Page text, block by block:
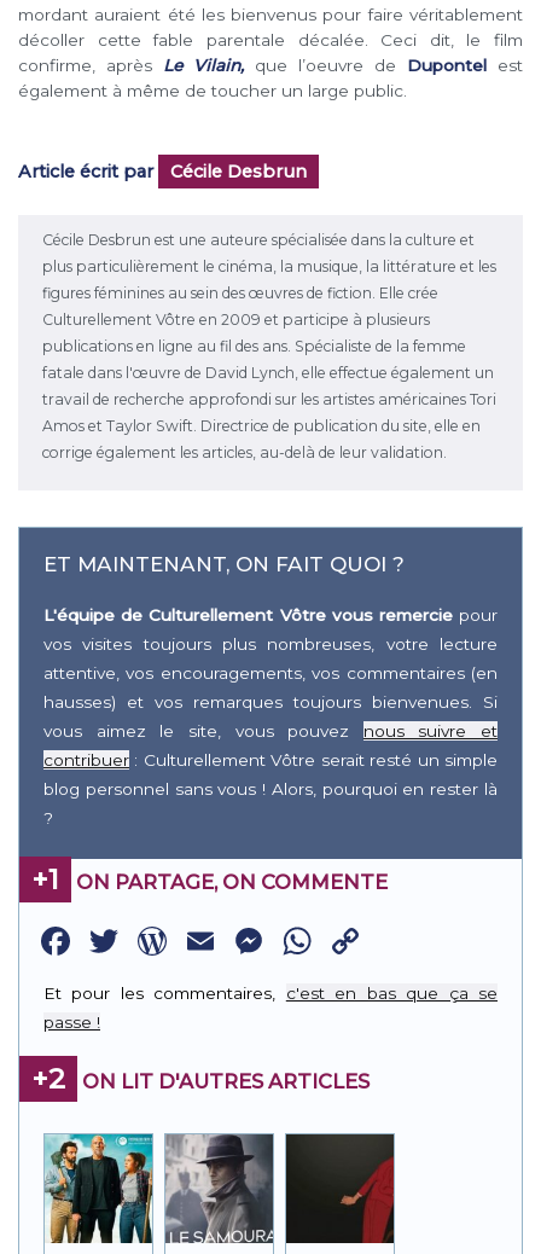
mordant auraient été les bienvenus pour faire véritablement
décoller cette fable parentale décalée. Ceci dit, le film
confirme, après Le Vilain,que l’oeuvre de Dupontel est
également à même de toucher un large public.
Article écrit par Cécile Desbrun
Cécile Desbrun est une auteure spécialisée dans la culture et
plus particulièrement le cinéma, la musique, la littérature et les
figures féminines au sein des œuvres de fiction. Elle crée
Culturellement Vôtre en 2009 et participe à plusieurs
publications en ligne au fil des ans. Spécialiste de la femme
fatale dans l'œuvre de David Lynch, elle effectue également un
travail de recherche approfondi sur les artistes américaines Tori
Amos et Taylor Swift. Directrice de publication du site, elle en
corrige également les articles, au-delà de leur validation.
ET MAINTENANT, ON FAIT QUOI ?
L'équipe de Culturellement Vôtre vous remerciepour
vos visites toujours plus nombreuses, votre lecture
attentive, vos encouragements, vos commentaires (en
hausses) et vos remarques toujours bienvenues. Si
vous aimez le site, vous pouvez nous suivre et
contribuer : Culturellement Vôtre serait resté un simple
blog personnel sans vous ! Alors, pourquoi en rester là
?
+1 ON PARTAGE, ON COMMENTE
Facebook
Twitter
WordPress
EmailMessenger
WhatsApp
Link
Et pour les commentaires, c'est en bas que ça se
passe !
+2 ON LIT D'AUTRES ARTICLES